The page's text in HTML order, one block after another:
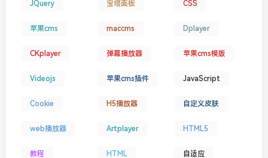
JQuery 宝塔面板 CSS
苹果cms maccms Dplayer
CKplayer 弹幕播放器 苹果cms模版
Videojs 苹果cms插件 JavaScript
Cookie H5播放器 自定义皮肤
web播放器 Artplayer HTML5
教程 HTML 自适应